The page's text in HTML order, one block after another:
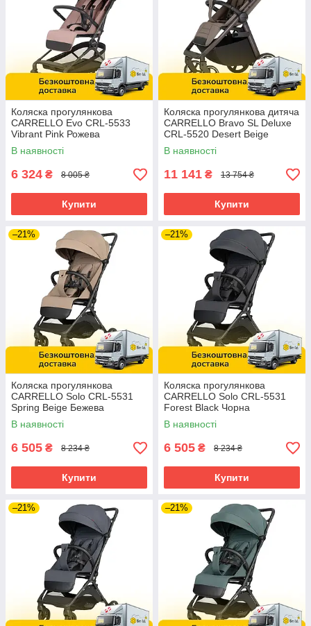
Коляска прогулянкова
CARRELLO Evo CRL-5533
Vibrant Pink Рожева
В наявності
6 324 ₴ 8 005 ₴
Купити
Коляска прогулянкова дитяча
CARRELLO Bravo SL Deluxe
CRL-5520 Desert Beige
Бежева
В наявності
11 141 ₴ 13 754 ₴
Купити
–21%
Коляска прогулянкова
CARRELLO Solo CRL-5531
Spring Beige Бежева
В наявності
6 505 ₴ 8 234 ₴
Купити
–21%
Коляска прогулянкова
CARRELLO Solo CRL-5531
Forest Black Чорна
В наявності
6 505 ₴ 8 234 ₴
Купити
–21% –21%